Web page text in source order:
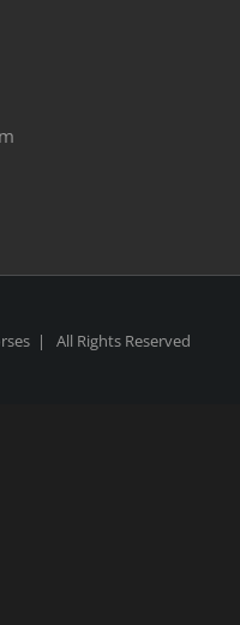
| All Rights Reserved